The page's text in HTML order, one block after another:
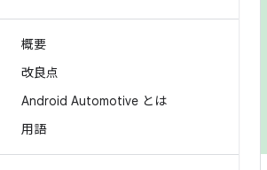
概要
改良点
Android Automotive とは
用語